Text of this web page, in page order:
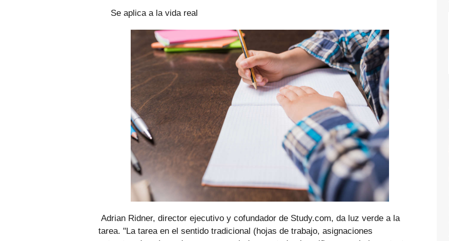
Se aplica a la vida real
Adrian Ridner, director ejecutivo y cofundador de Study.com, da luz verde a la
tarea. "La tarea en el sentido tradicional (hojas de trabajo, asignaciones